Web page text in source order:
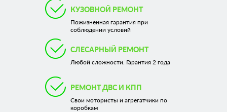
КУЗОВНОЙ РЕМОНТ
Пожизненная гарантия при
соблюдении условий
СЛЕСАРНЫЙ РЕМОНТ
Любой сложности. Гарантия 2 года
РЕМОНТ ДВС И КПП
Свои мотористы и агрегатчики по
коробкам